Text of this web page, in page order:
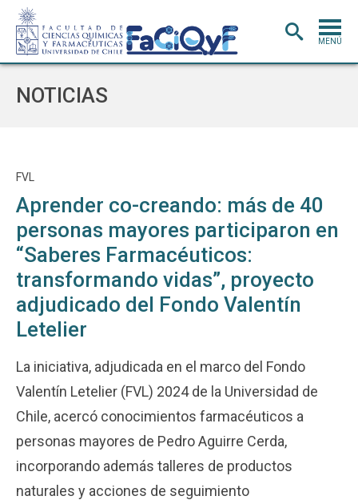
MENÚ
INVESTIGACIÓNE INNOVACIÓN
EXTENSIÓNY VINCULACIÓN
BIBLIOTECA
DEPARTAMENTOS
Funcionarios Egresados
NOTICIAS
FVL
Aprender co-creando: más de 40
personas mayores participaron en
“Saberes Farmacéuticos:
transformando vidas”, proyecto
adjudicado del Fondo Valentín
Letelier
La iniciativa, adjudicada en el marco del Fondo
Valentín Letelier (FVL) 2024 de la Universidad de
Chile, acercó conocimientos farmacéuticos a
personas mayores de Pedro Aguirre Cerda,
incorporando además talleres de productos
naturales y acciones de seguimiento